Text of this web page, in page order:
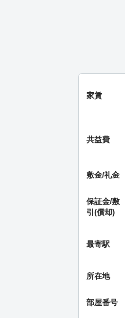
家賃
共益費
敷金/礼金
保証金/敷
引(償却)
最寄駅
所在地
部屋番号